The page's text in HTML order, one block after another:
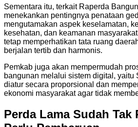
Sementara itu, terkait Raperda
menekankan pentingnya penataan
mengutamakan aspek keselamatan,
kesehatan, dan keamanan
tetap memperhatikan tata ruang
berjalan tertib dan harmonis.
Pemkab juga akan mempermudah
bangunan melalui sistem digital, yaitu
diatur secara proporsional dan
ekonomi masyarakat agar tidak
Perda Lama Sudah Tak